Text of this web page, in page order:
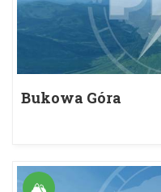
Bukowa Góra